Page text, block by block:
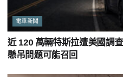
電車新聞
近 120 萬輛特斯拉遭美國調
懸吊問題可能召回